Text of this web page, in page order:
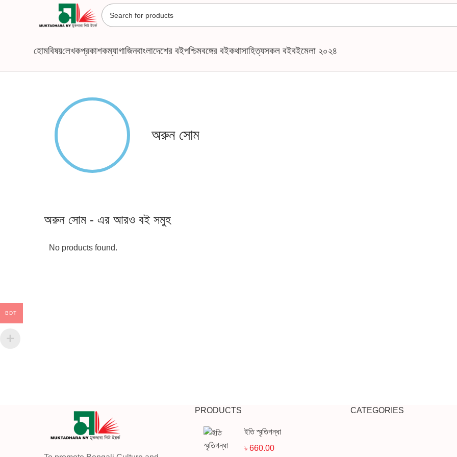
হোমবিষয়লেখকপ্রকাশকম্যাগাজিনবাংলাদেশের বইপশ্চিমবঙ্গের বইকথাসাহিত্যসকল বইবইমেলা ২০২৪
অরুন সোম
অরুন সোম - এর আরও বই সমুহ
No products found.
PRODUCTS
ইতি স্মৃতিগন্ধা
৳ 660.00
CATEGORIES
BDT